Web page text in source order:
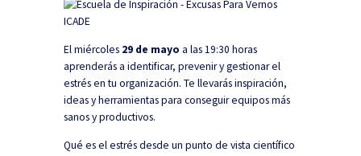
El miércoles 29 de mayo a las 19:30 horas
aprenderás a identificar, prevenir y gestionar el
estrés en tu organización. Te llevarás inspiración,
ideas y herramientas para conseguir equipos más
sanos y productivos.
Qué es el estrés desde un punto de vista científico